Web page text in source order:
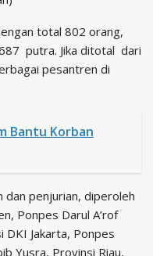
total 802 orang,
putra. Jika ditotal dari
pesantren di
Bantu Korban
dan penjurian, diperoleh
Ponpes Darul A’rof
DKI Jakarta, Ponpes
Yusra, Provinsi Riau,